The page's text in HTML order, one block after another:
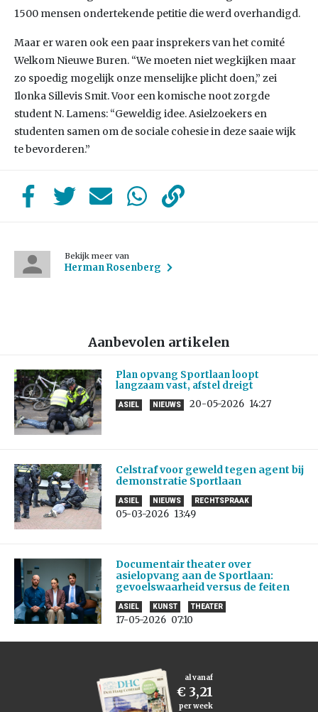
1500 mensen ondertekende petitie die werd overhandigd.
Maar er waren ook een paar insprekers van het comité
Welkom Nieuwe Buren. “We moeten niet wegkijken maar
zo spoedig mogelijk onze menselijke plicht doen,” zei
Ilonka Sillevis Smit. Voor een komische noot zorgde
student N. Lamens: “Geweldig idee. Asielzoekers en
studenten samen om de sociale cohesie in deze saaie wijk
te bevorderen.”
Bekijk meer van
Herman Rosenberg
Aanbevolen artikelen
Plan opvang Sportlaan loopt
langzaam vast, afstel dreigt
ASIEL NIEUWS 20-05-2026 14:27
Celstraf voor geweld tegen agent bij
demonstratie Sportlaan
ASIEL NIEUWS RECHTSPRAAK
05-03-2026 13:49
Documentair theater over
asielopvang aan de Sportlaan:
gevoelswaarheid versus de feiten
ASIEL KUNST THEATER
17-05-2026 07:10
al vanaf
€ 3,21
per week